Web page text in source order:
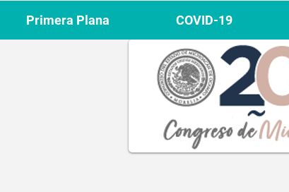
Primera Plana COVID-19